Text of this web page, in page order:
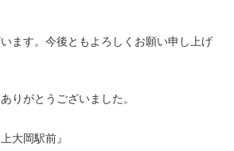
ます。今後ともよろしくお願い申し上げ
りがとうございました。
大岡駅前』